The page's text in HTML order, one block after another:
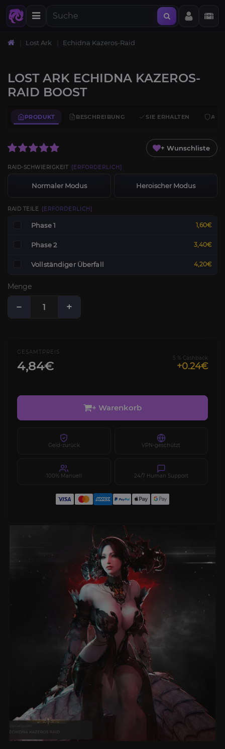
Lost Ark Echidna Kazeros-Raid
LOST ARK ECHIDNA KAZEROS-
RAID BOOST
PRODUKT BESCHREIBUNG SIE ERHALTEN
+ Wunschliste
RAID-SCHWIERIGKEIT [ERFORDERLICH]
Normaler Modus Heroischer Modus
RAID TEILE [ERFORDERLICH]
Phase 1 1,60€
Phase 2 3,40€
Vollständiger Überfall 4,20€
Menge
− +
GESAMTPREIS
4,84€
5 % Cashback
+0.24€
+ Warenkorb
Geld-zurück VPN-geschützt
100% Manuell 24/7 Human Support